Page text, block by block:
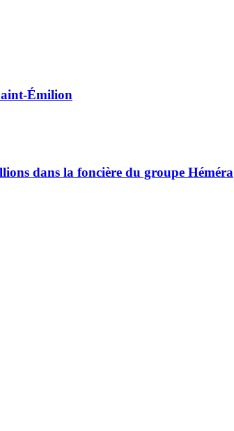
Émilion
dans la foncière du groupe Héméra